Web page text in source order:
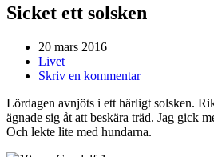
Sicket ett solsken
20 mars 2016
Livet
Skriv en kommentar
Lördagen avnjöts i ett härligt solsken.
ägnade sig åt att beskära träd. Jag gick
Och lekte lite med hundarna.